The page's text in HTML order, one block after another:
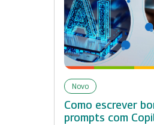
Novo
Como escrever
prompts com